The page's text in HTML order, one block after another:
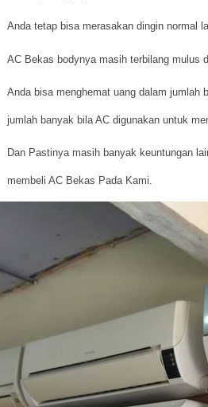
Anda tetap bisa merasakan dingin normal
AC Bekas bodynya masih terbilang mulus
Anda bisa menghemat uang dalam jumlah
jumlah banyak bila AC digunakan untuk
Dan Pastinya masih banyak keuntungan
membeli AC Bekas Pada Kami.